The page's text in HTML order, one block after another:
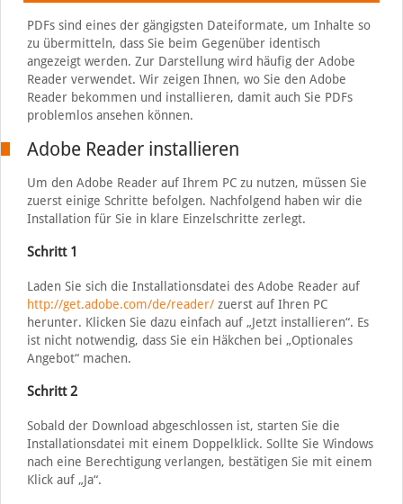
PDFs sind eines der gängigsten Dateiformate, um Inhalte so
zu übermitteln, dass Sie beim Gegenüber identisch
angezeigt werden. Zur Darstellung wird häufig der Adobe
Reader verwendet. Wir zeigen Ihnen, wo Sie den Adobe
Reader bekommen und installieren, damit auch Sie PDFs
problemlos ansehen können.
Adobe Reader installieren
Um den Adobe Reader auf Ihrem PC zu nutzen, müssen Sie
zuerst einige Schritte befolgen. Nachfolgend haben wir die
Installation für Sie in klare Einzelschritte zerlegt.
Schritt 1
Laden Sie sich die Installationsdatei des Adobe Reader auf
http://get.adobe.com/de/reader/zuerst auf Ihren PC
herunter. Klicken Sie dazu einfach auf „Jetzt installieren“. Es
ist nicht notwendig, dass Sie ein Häkchen bei „Optionales
Angebot“ machen.
Schritt 2
Sobald der Download abgeschlossen ist, starten Sie die
Installationsdatei mit einem Doppelklick. Sollte Sie Windows
nach eine Berechtigung verlangen, bestätigen Sie mit einem
Klick auf „Ja“.